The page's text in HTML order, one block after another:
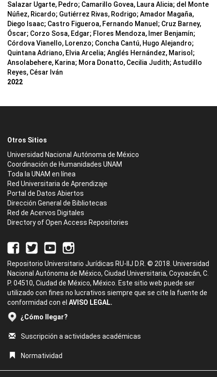
Salazar Ugarte, Pedro; Camarillo Govea, Laura Alicia; del Monte
Núñez, Ricardo; Gutiérrez Rivas, Rodrigo; Amador Magaña,
Diego Isaac; Castro Figueroa, Fernando Manuel ; Cruz Barney,
Óscar; Corzo Sosa, Edgar; Flores Mendoza, Imer Benjamín;
Córdova Vianello, Lorenzo; Concha Cantú, Hugo Alejandro;
Quintana Adriano, Elvia Arcelia; Anglés Hernández, Marisol ;
Ansolabehere, Karina; Mora Donatto, Cecilia Judith; Astudillo
Reyes, César Iván
2022
Otros Sitios
Universidad Nacional Autónoma de México
Coordinación de Humanidades UNAM
Toda la UNAM en línea
Red Universitaria de Aprendizaje
Portal de Datos Abiertos
Dirección General de Bibliotecas
Red de Acervos Digitales
Directory of Open Access Repositories
Repositorio Universitario Jurídicas RU-IIJ D.R. © 2018. Universidad
Nacional Autónoma de México, Ciudad Universitaria, Coyoacán, C.
P. 04510, Ciudad de México, México. Este sitio web puede ser
utilizado con fines no lucrativos siempre que se cite la fuente de
conformidad con el AVISO LEGAL.
¿Cómo llegar?
Suscripción a actividades académicas
Normatividad